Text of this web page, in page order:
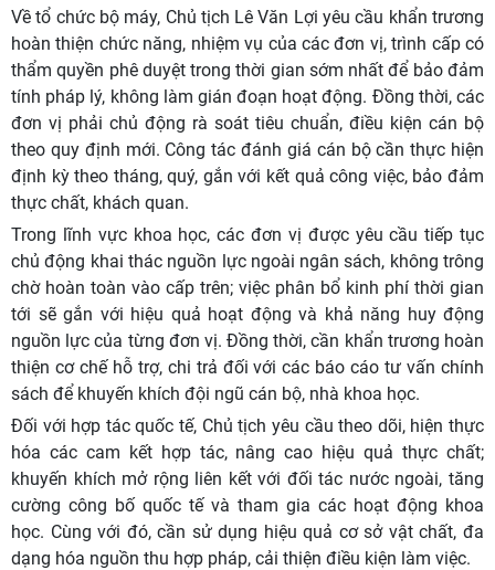
Về tổ chức bộ máy, Chủ tịch Lê Văn Lợi yêu cầu khẩn trương
hoàn thiện chức năng, nhiệm vụ của các đơn vị, trình cấp có
thẩm quyền phê duyệt trong thời gian sớm nhất để bảo đảm
tính pháp lý, không làm gián đoạn hoạt động. Đồng thời, các
đơn vị phải chủ động rà soát tiêu chuẩn, điều kiện cán bộ
theo quy định mới. Công tác đánh giá cán bộ cần thực hiện
định kỳ theo tháng, quý, gắn với kết quả công việc, bảo đảm
thực chất, khách quan.
Trong lĩnh vực khoa học, các đơn vị được yêu cầu tiếp tục
chủ động khai thác nguồn lực ngoài ngân sách, không trông
chờ hoàn toàn vào cấp trên; việc phân bổ kinh phí thời gian
tới sẽ gắn với hiệu quả hoạt động và khả năng huy động
nguồn lực của từng đơn vị. Đồng thời, cần khẩn trương hoàn
thiện cơ chế hỗ trợ, chi trả đối với các báo cáo tư vấn chính
sách để khuyến khích đội ngũ cán bộ, nhà khoa học.
Đối với hợp tác quốc tế, Chủ tịch yêu cầu theo dõi, hiện thực
hóa các cam kết hợp tác, nâng cao hiệu quả thực chất;
khuyến khích mở rộng liên kết với đối tác nước ngoài, tăng
cường công bố quốc tế và tham gia các hoạt động khoa
học. Cùng với đó, cần sử dụng hiệu quả cơ sở vật chất, đa
dạng hóa nguồn thu hợp pháp, cải thiện điều kiện làm việc.